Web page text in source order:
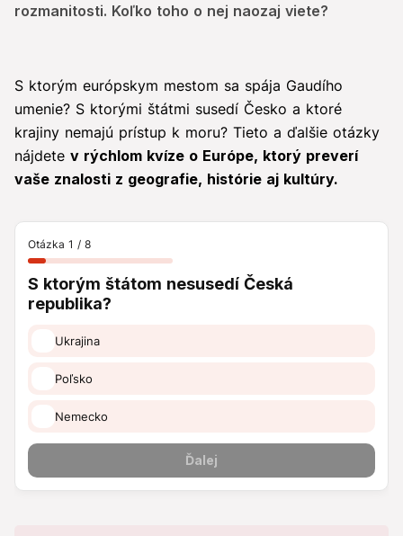
rozmanitosti. Koľko toho o nej naozaj viete?
S ktorým európskym mestom sa spája Gaudího
umenie? S ktorými štátmi susedí Česko a ktoré
krajiny nemajú prístup k moru? Tieto a ďalšie otázky
nájdete v rýchlom kvíze o Európe, ktorý preverí
vaše znalosti z geografie, histórie aj kultúry.